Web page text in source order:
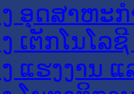
ອຸດສາຫະ
ເຕັກໂນໂລ
ແຮງງານ